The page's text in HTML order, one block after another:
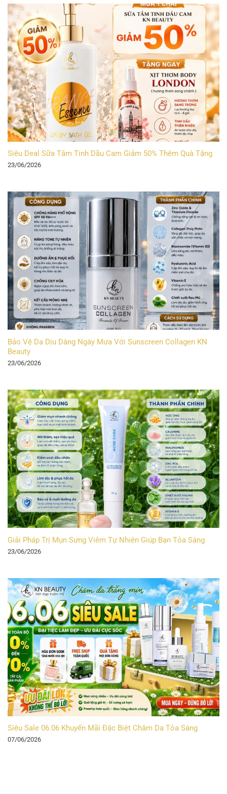
Siêu Deal Sữa Tắm Tinh Dầu Cam Giảm 50% Thêm Quà Tặng
23/06/2026
Bảo Vệ Da Dịu Dàng Ngày Mưa Với Sunscreen Collagen KN
Beauty
23/06/2026
Giải Pháp Trị Mụn Sưng Viêm Tự Nhiên Giúp Bạn Tỏa Sáng
23/06/2026
Siêu Sale 06.06 Khuyến Mãi Đặc Biệt Chăm Da Tỏa Sáng
07/06/2026